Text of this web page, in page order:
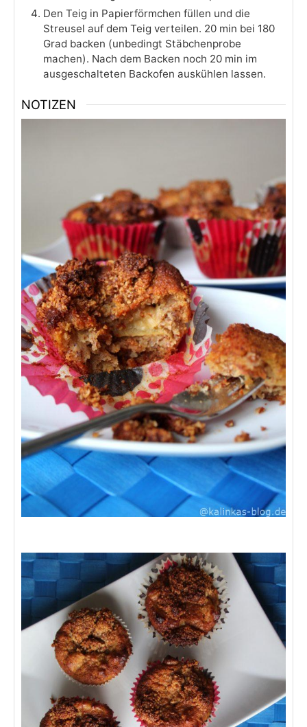
Den Teig in Papierförmchen füllen und die
Streusel auf dem Teig verteilen. 20 min bei 180
Grad backen (unbedingt Stäbchenprobe
machen). Nach dem Backen noch 20 min im
ausgeschalteten Backofen auskühlen lassen.
NOTIZEN